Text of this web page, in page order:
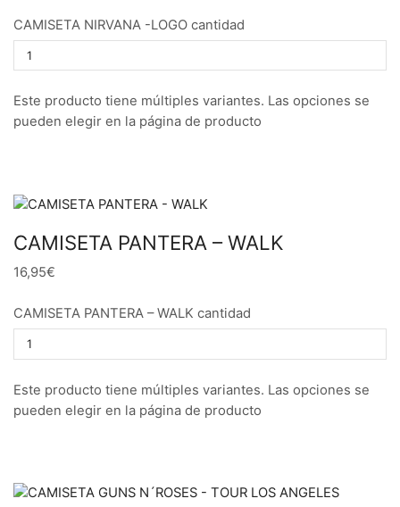
CAMISETA NIRVANA -LOGO cantidad
Este producto tiene múltiples variantes. Las opciones se
pueden elegir en la página de producto
CAMISETA PANTERA – WALK
16,95€
CAMISETA PANTERA – WALK cantidad
Este producto tiene múltiples variantes. Las opciones se
pueden elegir en la página de producto